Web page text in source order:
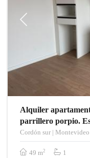
Previous
Alquiler
parrillero porpio.
Cordón sur | Montevideo
49 m2 1